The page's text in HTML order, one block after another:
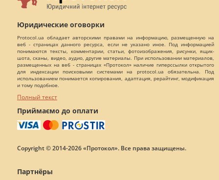
Юридические оговорки
Protocol.ua обладает авторскими правами на информацию, размещенную на
веб - страницах данного ресурса, если не указано иное. Под информацией
понимаются тексты, комментарии, статьи, фотоизображения, рисунки, ящик-
шота, сканы, видео, аудио, другие материалы. При использовании материалов,
размещенных на веб - страницах «Протокол» наличие гиперссылки открытого
для индексации поисковыми системами на protocol.ua обязательна. Под
использованием понимается копирования, адаптация, рерайтинг, модификация
и тому подобное.
Полный текст
Приймаємо до оплати
Copyright © 2014-2026 «Протокол». Все права защищены.
Партнёры